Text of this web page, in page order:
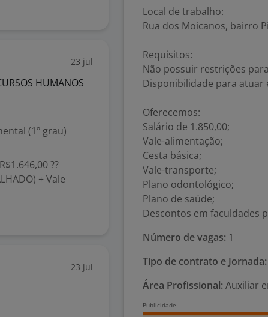
23 jul
HUMANOS
(1º grau)
??
+ Vale
23 jul
Local de trabalho:
Rua dos Moicanos, bairro
Requisitos:
Não possuir restrições
Disponibilidade para atuar
Oferecemos:
Salário de 1.850,00;
Vale-alimentação;
Cesta básica;
Vale-transporte;
Plano odontológico;
Plano de saúde;
Descontos em faculdades
Número de vagas: 1
Tipo de contrato e Jornada:
Área Profissional: Auxiliar